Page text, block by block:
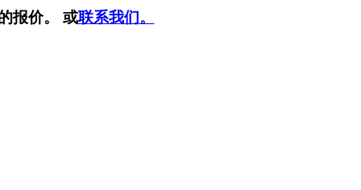
报价。 或联系我们。